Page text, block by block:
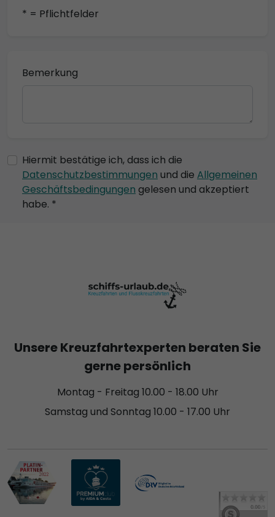
* = Pflichtfelder
Bemerkung
Hiermit bestätige ich, dass ich die
Datenschutzbestimmungen und die Allgemeinen
Geschäftsbedingungen gelesen und akzeptiert
habe. *
Unsere Kreuzfahrtexperten beraten Sie
gerne persönlich
Montag - Freitag 10.00 - 18.00 Uhr
Samstag und Sonntag 10.00 - 17.00 Uhr